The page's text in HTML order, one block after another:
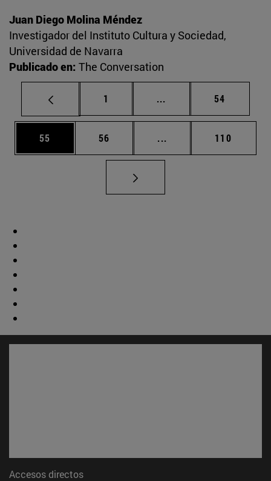
Juan Diego Molina Méndez
Investigador del Instituto Cultura y Sociedad,
Universidad de Navarra
Publicado en: The Conversation
Página
1 ... Páginas intermedias
Página
54
Página
55 Página
56 ... Páginas intermedias
Página
110
Accesos directos